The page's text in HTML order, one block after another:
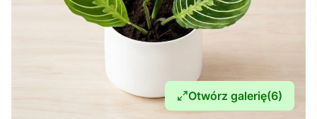
Otwórz galerię(6)